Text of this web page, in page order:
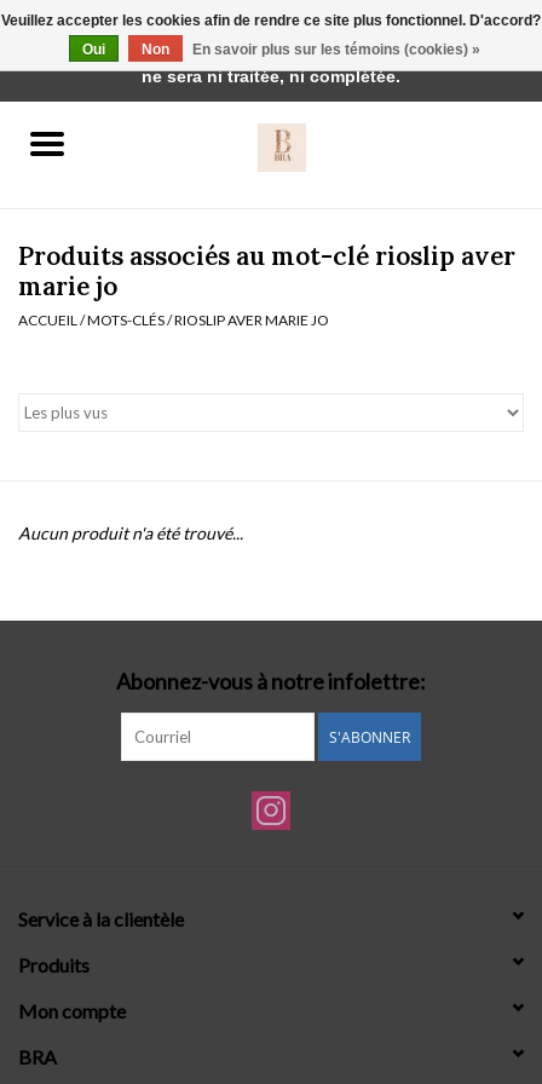
vêtements de nuit
Badmode
Produits associés au mot-clé rioslip aver
marie jo
ACCUEIL /MOTS-CLÉS/RIOSLIP AVER MARIE JO
Aucun produit n'a été trouvé...
Abonnez-vous à notre infolettre:
S'ABONNER
Service à la clientèle
Produits
Mon compte
BRA
Veuillez accepter les cookies afin de rendre ce site plus fonctionnel. D'accord?
Oui
Non En savoir plus sur les témoins (cookies) »
Cette boutique est en construction. Toute commande passée
ne sera ni traitée, ni complétée.